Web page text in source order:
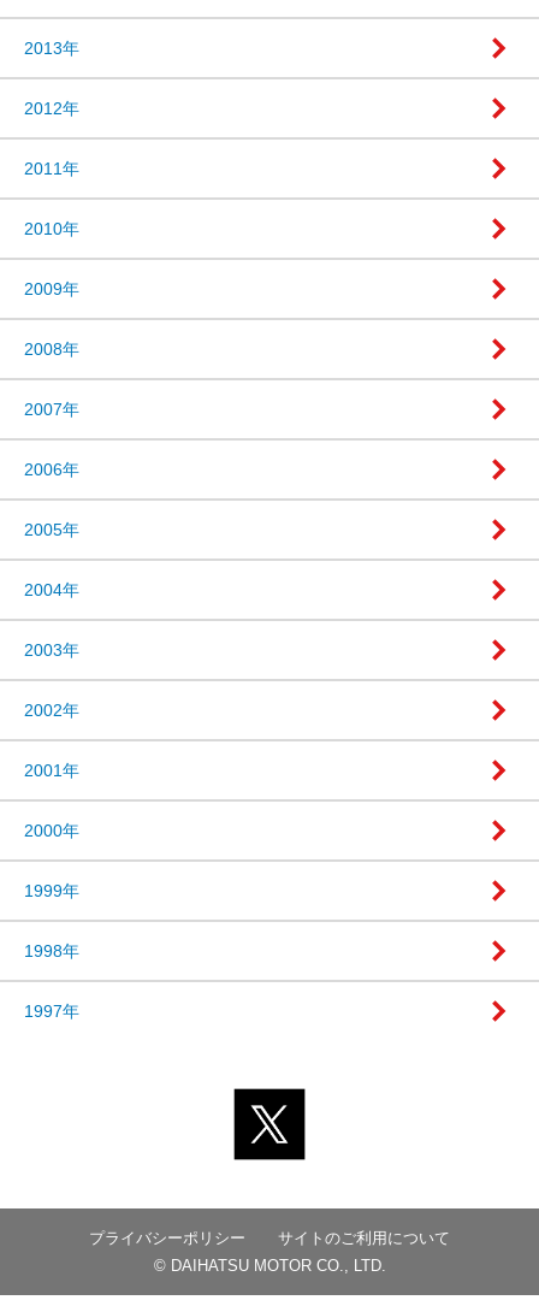
2013年
2012年
2011年
2010年
2009年
2008年
2007年
2006年
2005年
2004年
2003年
2002年
2001年
2000年
1999年
1998年
1997年
プライバシーポリシー
サイトのご利用について
© DAIHATSU MOTOR CO., LTD.